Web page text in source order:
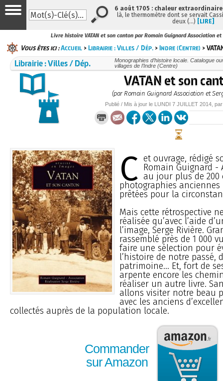
Livre histoire VATAN et son canton par Romain Guignard Association
Vous êtes ici :Accueil >Librairie : Villes / Dép. >Indre (Centre) >
Librairie : Villes / Dép.
Monographies d’histoire locale. Catalogue
villages de l’Indre (Centre)
VATAN et son
(par Romain Guignard Association et
Publié / Mis à jour le LUNDI 7 JUILLET 2014 ,
C et ouvrage, rédigé
Romain Guignard -
au jour plus de 200
photographies
prêtées pour la
Mais cette rétrospective
réalisée qu’avec l’aide
l’image, Serge Rivière.
rassemblé près de 1 000
faire une sélection pour
l’histoire de notre passé,
patrimoine... Et, fort de
arpente encore les
réaliser un autre livre.
allons visiter notre beau
avec les anciens
collectés auprès de la population locale.
Commander
sur Amazon
6 août 1705 : chaleur
là, le thermomètre dont se servait
deux (…) [LIRE]